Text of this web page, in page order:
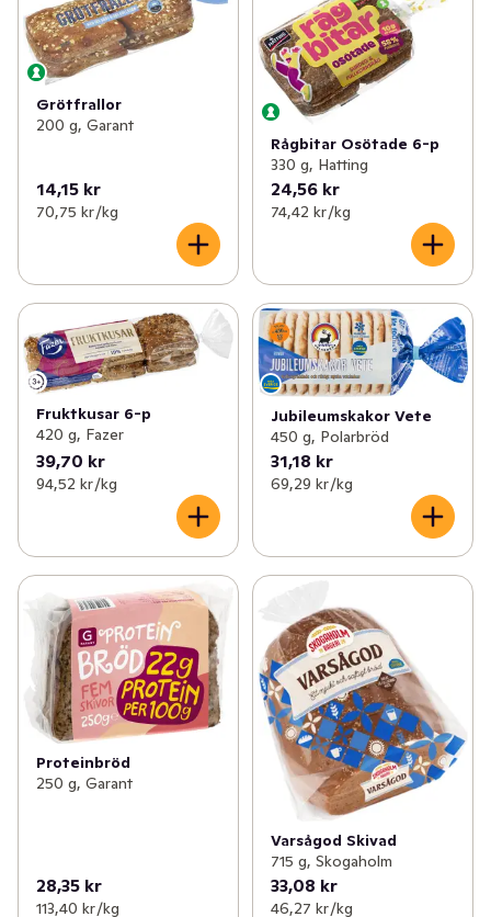
Grötfrallor
200 g, Garant
14,15 kr
70,75 kr /kg
Rågbitar Osötade 6-p
330 g, Hatting
24,56 kr
74,42 kr /kg
Fruktkusar 6-p
420 g, Fazer
39,70 kr
94,52 kr /kg
Jubileumskakor Vete
450 g, Polarbröd
31,18 kr
69,29 kr /kg
Proteinbröd
250 g, Garant
28,35 kr
113,40 kr /kg
Varsågod Skivad
715 g, Skogaholm
33,08 kr
46,27 kr /kg